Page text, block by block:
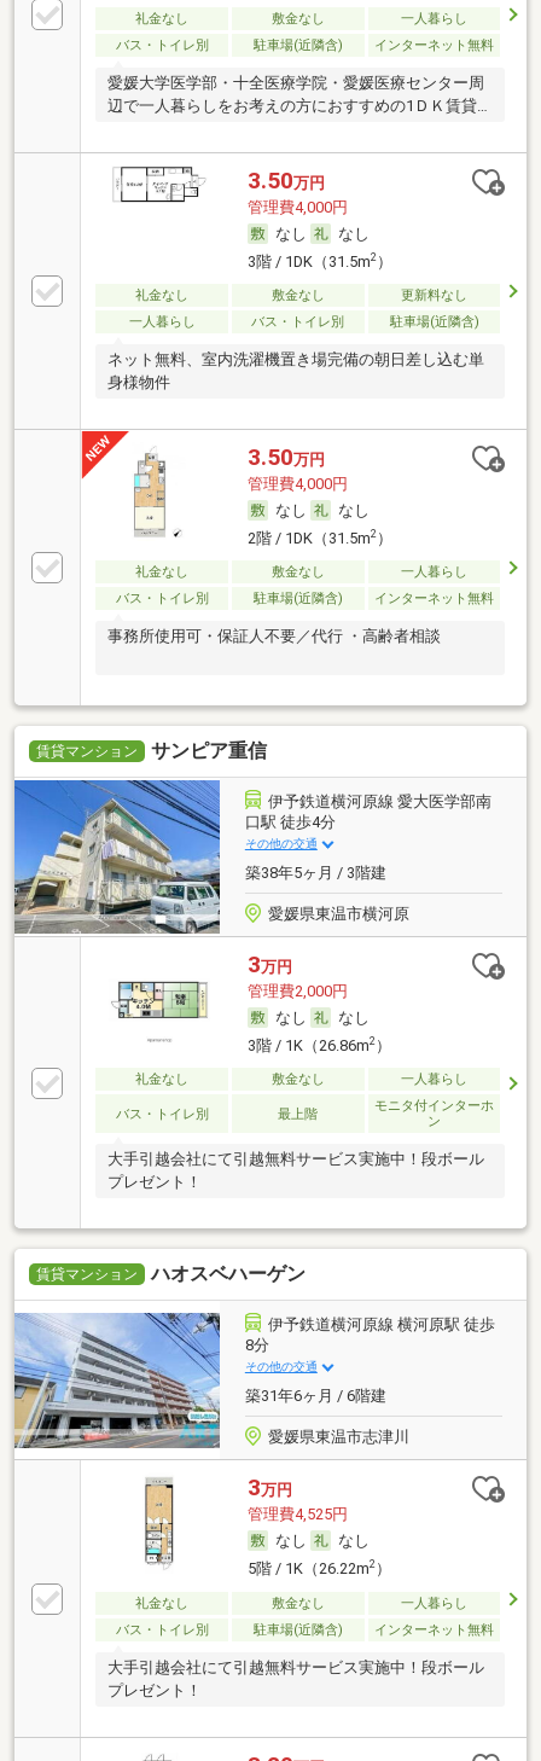
礼金なし 敷金なし
一人暮らし
バス・トイレ別
駐車場(近隣含) インターネット無料
愛媛大学医学部・十全医療学院・愛媛医療センター周
辺で一人暮らしをお考えの方におすすめの1ＤＫ賃貸
3.50万円
管理費4,000円
なし
なし
3階 / 1DK（31.5m2）
礼金なし 敷金なし
更新料なし
一人暮らし
バス・トイレ別 駐車場(近隣含)
ネット無料、室内洗濯機置き場完備の朝日差し込む単
身様物件
3.50万円
管理費4,000円
なし
なし
2階 / 1DK（31.5m2）
礼金なし 敷金なし
一人暮らし
バス・トイレ別
駐車場(近隣含) インターネット無料
事務所使用可・保証人不要／代行 ・高齢者相談
賃貸マンション サンピア重信
伊予鉄道横河原線 愛大医学部南
口駅 徒歩4分
その他の交通
築38年5ヶ月 / 3階建
愛媛県東温市横河原
3万円
管理費2,000円
なし
なし
3階 / 1K（26.86m2）
礼金なし 敷金なし 一人暮らし
バス・トイレ別 最上階
モニタ付インターホ
ン
大手引越会社にて引越無料サービス実施中！段ボール
プレゼント！
賃貸マンション ハオスベハーゲン
伊予鉄道横河原線 横河原駅 徒歩
8分
その他の交通
築31年6ヶ月 / 6階建
愛媛県東温市志津川
3万円
管理費4,525円
なし
なし
5階 / 1K（26.22m2）
礼金なし 敷金なし
一人暮らし
バス・トイレ別
駐車場(近隣含) インターネット無料
大手引越会社にて引越無料サービス実施中！段ボール
プレゼント！